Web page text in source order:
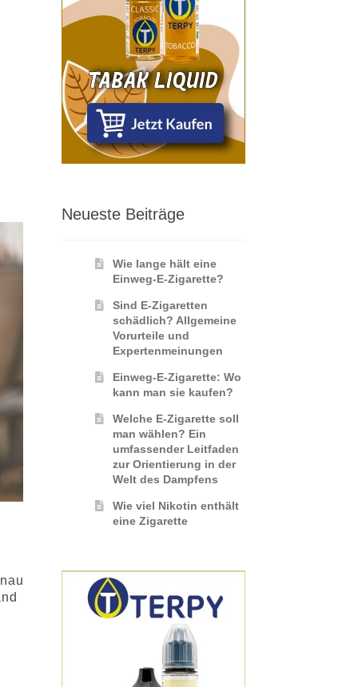
Neueste Beiträge
Wie lange hält eine
Einweg-E-Zigarette?
Sind E-Zigaretten
schädlich? Allgemeine
Vorurteile und
Expertenmeinungen
Einweg-E-Zigarette: Wo
kann man sie kaufen?
Welche E-Zigarette soll
man wählen? Ein
umfassender Leitfaden
zur Orientierung in der
Welt des Dampfens
Wie viel Nikotin enthält
eine Zigarette